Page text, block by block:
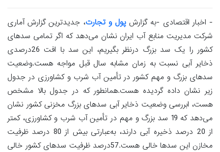
- اخبار اقتصادی -به گزارش پول و تجارت، جدیدترین گزارش آماری
شرکت مدیریت منابع آب ایران نشان می‌دهد که اگر تمامی سدهای
کشور را یک سد بزرگ درنظر بگیریم، این سد با افت 26درصدی
ذخایر آبی نسبت به زمان مشابه سال قبل مواجه هست.وضعیت
سدهای بزرگ و مهم کشور در تأمین آب شرب و کشاورزی در جدول
زیر نشان داده گردیده هست.همانطور که در جدول بالا مشخص
هست، ابررسی وضعیت ذخایر آبی سدهای بزرگ مخزنی کشور نشان
می‌دهد که 19 سد بزرگ و مهم در تأمین آب شرب و کشاورزی، کمتر
از 20 درصد ذخیره آبی دارند، به‌عبارتی بیش از 80 درصد ظرفیت
مخازن این سدها خالی هست.57درصد ظرفیت سدهای کشور خالی